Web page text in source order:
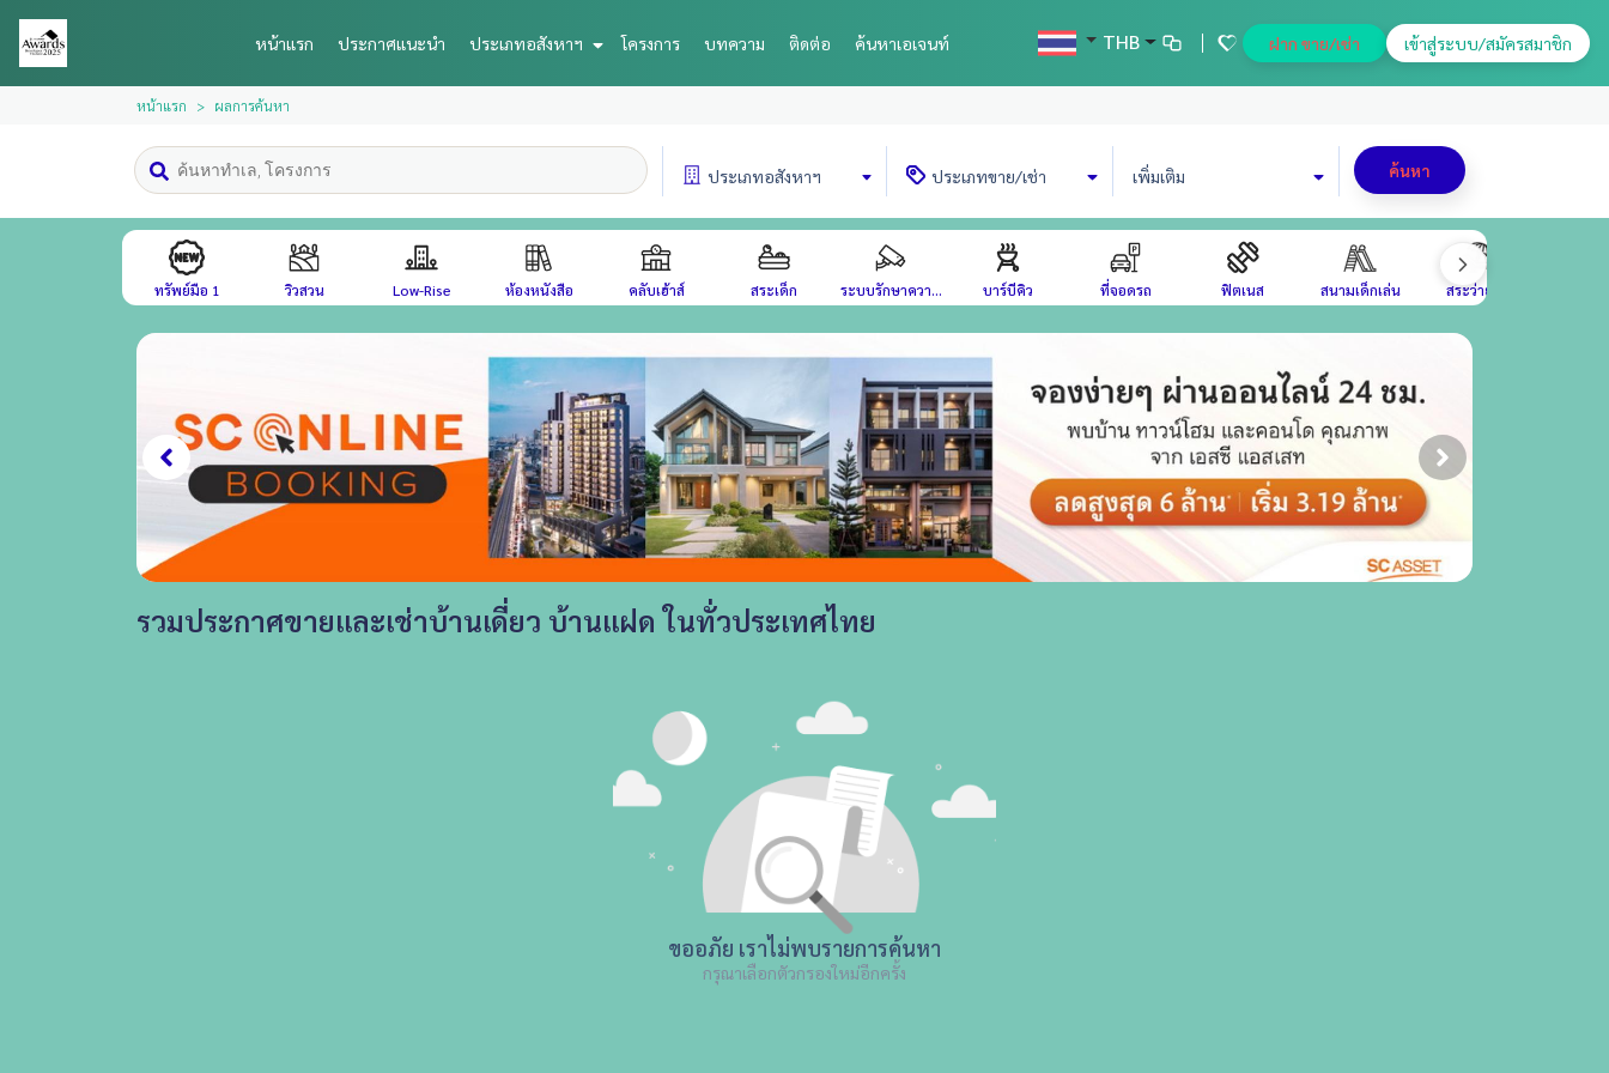
หน้าแรก ประกาศแนะนำ ประเภทอสังหาฯ โครงการ บทความ ติดต่อ ค้นหาเอเจนท์ THB ฝาก ขาย/เช่า เข้าสู่ระบบ/สมัครสมาชิก
หน้าแรก ผลการค้นหา
ประเภทอสังหาฯ ประเภทขาย/เช่า เพิ่มเติม ค้นหา
ทรัพย์มือ 1 วิวสวน Low-Rise ห้องหนังสือ คลับเฮ้าส์ สระเด็ก ระบบรักษาควา... บาร์บีคิว ที่จอดรถ ฟิตเนส สนามเด็กเล่น สระว่ายน้ำ
รวมประกาศขายและเช่าบ้านเดี่ยว บ้านแฝด ในทั่วประเทศไทย
ขออภัย เราไม่พบรายการค้นหา
กรุณาเลือกตัวกรองใหม่อีกครั้ง